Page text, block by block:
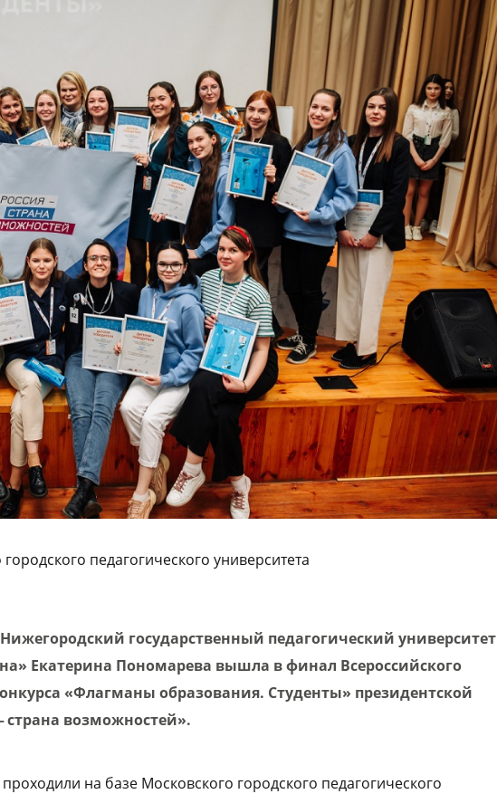
педагогического университета
государственный педагогический университет
Екатерина Пономарева вышла в финал Всероссийского
«Флагманы образования. Студенты» президентской
возможностей».
на базе Московского городского педагогического